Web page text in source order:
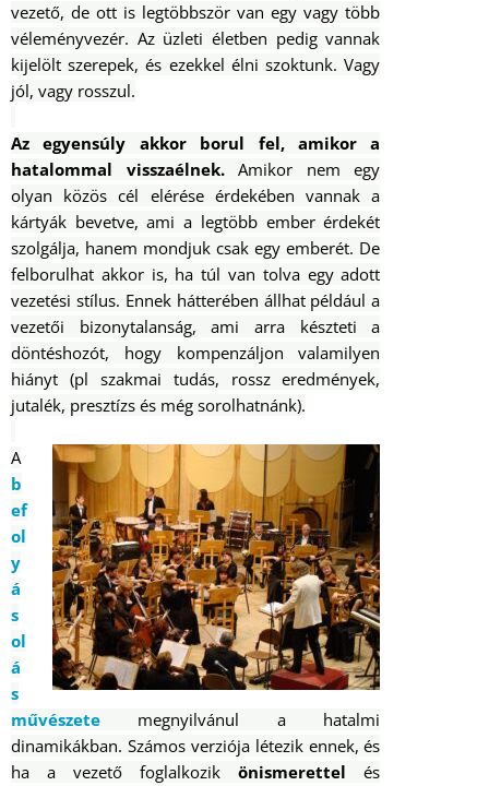
vezető, de ott is legtöbbször van egy vagy több
véleményvezér. Az üzleti életben pedig vannak
kijelölt szerepek, és ezekkel élni szoktunk. Vagy
jól, vagy rosszul.
Az egyensúly akkor borul fel, amikor a
hatalommal visszaélnek.Amikor nem egy
olyan közös cél elérése érdekében vannak a
kártyák bevetve, ami a legtöbb ember érdekét
szolgálja, hanem mondjuk csak egy emberét. De
felborulhat akkor is, ha túl van tolva egy adott
vezetési stílus. Ennek hátterében állhat például a
vezetői bizonytalanság, ami arra készteti a
döntéshozót, hogy kompenzáljon valamilyen
hiányt (pl szakmai tudás, rossz eredmények,
jutalék, presztízs és még sorolhatnánk).
A
b
ef
ol
y
á
s
ol
á
s
művészete megnyilvánul a hatalmi
dinamikákban. Számos verziója létezik ennek, és
ha a vezető foglalkozikönismerettel és